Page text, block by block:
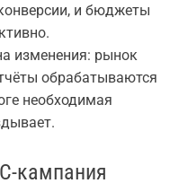
и бюджеты
изменения: рынок
обрабатываются
необходимая
кампания